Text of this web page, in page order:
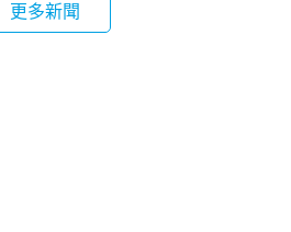
更多新聞